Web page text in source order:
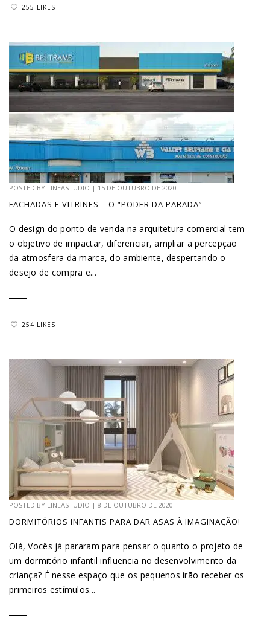
255 LIKES
POSTED BY LINEASTUDIO | 15 DE OUTUBRO DE 2020
FACHADAS E VITRINES – O “PODER DA PARADA”
O design do ponto de venda na arquitetura comercial tem
o objetivo de impactar, diferenciar, ampliar a percepção
da atmosfera da marca, do ambiente, despertando o
desejo de compra e...
254 LIKES
POSTED BY LINEASTUDIO | 8 DE OUTUBRO DE 2020
DORMITÓRIOS INFANTIS PARA DAR ASAS À IMAGINAÇÃO!
Olá, Vocês já pararam para pensar o quanto o projeto de
um dormitório infantil influencia no desenvolvimento da
criança? É nesse espaço que os pequenos irão receber os
primeiros estímulos...